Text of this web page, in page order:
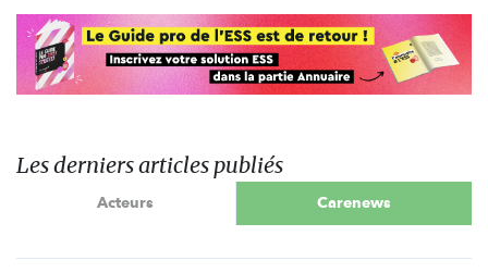
Les derniers articles publiés
Acteurs Carenews